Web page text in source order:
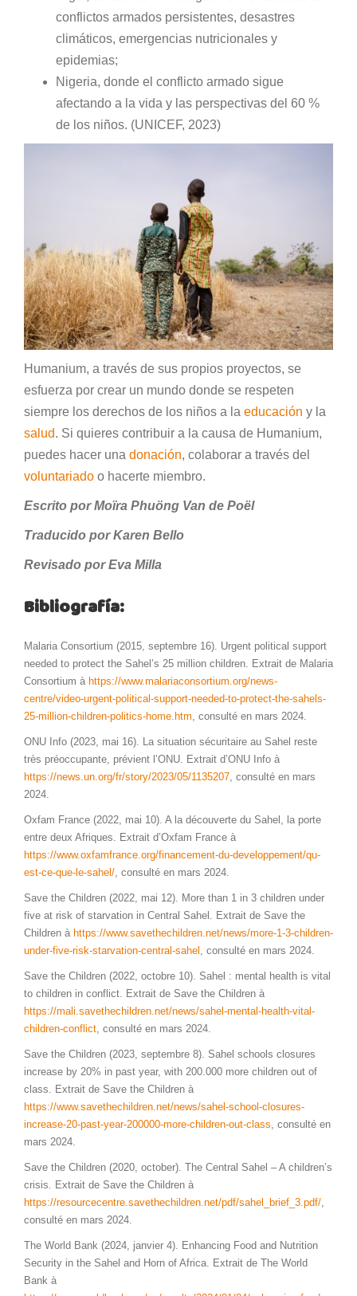
conflictos armados persistentes, desastres
climáticos, emergencias nutricionales y
epidemias;
Nigeria, donde el conflicto armado sigue
afectando a la vida y las perspectivas del 60 %
de los niños. (UNICEF, 2023)
Humanium, a través de sus propios proyectos, se
esfuerza por crear un mundo donde se respeten
siempre los derechos de los niños a la educación y la
salud. Si quieres contribuir a la causa de Humanium,
puedes hacer una donación, colaborar a través del
voluntariado o hacerte miembro.
Escrito por Moïra Phuöng Van de Poël
Traducido por Karen Bello
Revisado por Eva Milla
Bibliografía:
Malaria Consortium (2015, septembre 16). Urgent political support
needed to protect the Sahel’s 25 million children. Extrait de Malaria
Consortium à https://www.malariaconsortium.org/news-
centre/video-urgent-political-support-needed-to-protect-the-sahels-
25-million-children-politics-home.htm, consulté en mars 2024.
ONU Info (2023, mai 16). La situation sécuritaire au Sahel reste
très préoccupante, prévient l’ONU. Extrait d’ONU Info à
https://news.un.org/fr/story/2023/05/1135207, consulté en mars
2024.
Oxfam France (2022, mai 10). A la découverte du Sahel, la porte
entre deux Afriques. Extrait d’Oxfam France à
https://www.oxfamfrance.org/financement-du-developpement/qu-
est-ce-que-le-sahel/, consulté en mars 2024.
Save the Children (2022, mai 12). More than 1 in 3 children under
five at risk of starvation in Central Sahel. Extrait de Save the
Children à https://www.savethechildren.net/news/more-1-3-children-
under-five-risk-starvation-central-sahel , consulté en mars 2024.
Save the Children (2022, octobre 10). Sahel : mental health is vital
to children in conflict. Extrait de Save the Children à
https://mali.savethechildren.net/news/sahel-mental-health-vital-
children-conflict, consulté en mars 2024.
Save the Children (2023, septembre 8). Sahel schools closures
increase by 20% in past year, with 200.000 more children out of
class. Extrait de Save the Children à
https://www.savethechildren.net/news/sahel-school-closures-
increase-20-past-year-200000-more-children-out-class, consulté en
mars 2024.
Save the Children (2020, october). The Central Sahel – A children’s
crisis. Extrait de Save the Children à
https://resourcecentre.savethechildren.net/pdf/sahel_brief_3.pdf/,
consulté en mars 2024.
The World Bank (2024, janvier 4). Enhancing Food and Nutrition
Security in the Sahel and Horn of Africa. Extrait de The World
Bank à